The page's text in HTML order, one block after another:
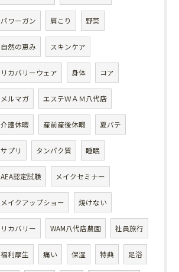
パワーガン 肩こり 野菜
自然の恵み スキンケア
リカバリーウェア 身体 コア
メルマガ エステＷＡＭ八代店
介護休暇 産前産後休暇 夏バテ
サプリ タンパク質 睡眠
AEA認定試験 メイクセミナー
メイクアップショー 焼けない
リカバリー WAM八代店農園 社員旅行
福利厚生 痛い 保湿 特典 足浴